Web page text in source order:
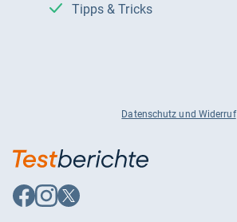
Tipps & Tricks
Datenschutz und Widerruf
Auf
Facebook
Auf
Instagram
Auf
X